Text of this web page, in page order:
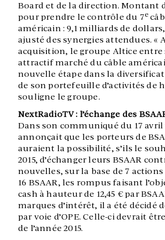
Board et de la direction. Montant
pour prendre le contrôle du 7e
américain : 9,1 milliards de
ajusté des synergies attendues. «
acquisition, le groupe Altice entre
attractif marché du câble
nouvelle étape dans la
de son portefeuille d’activités de
souligne le groupe.
NextRadioTV : l’échange des
Dans son communiqué du 17 avril
annonçait que les porteurs de
auraient la possibilité, s’ils le
2015, d’échanger leurs BSAAR
nouvelles, sur la base de 7
16 BSAAR, les rompus faisant
cash à hauteur de 12,45 € par
marques d’intérêt, il a été décidé
par voie d’OPE. Celle-ci devrait
de l’année 2015.